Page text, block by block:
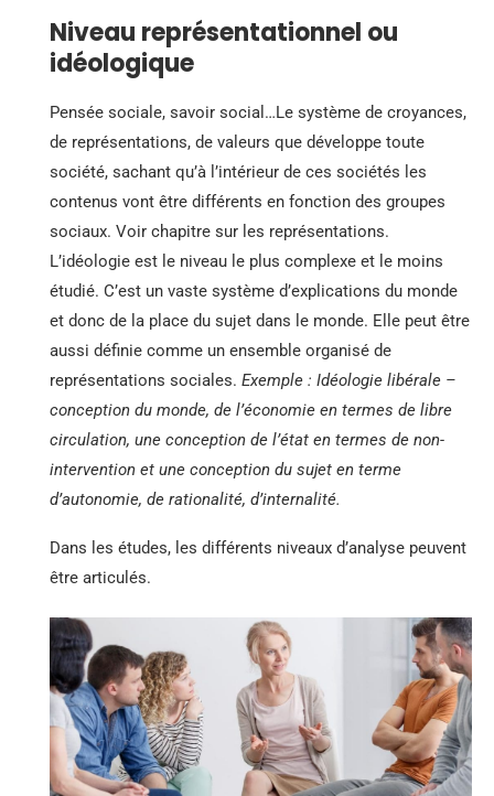
Niveau représentationnel ou
idéologique
Pensée sociale, savoir social…Le système de croyances,
de représentations, de valeurs que développe toute
société, sachant qu’à l’intérieur de ces sociétés les
contenus vont être différents en fonction des groupes
sociaux. Voir chapitre sur les représentations.
L’idéologie est le niveau le plus complexe et le moins
étudié. C’est un vaste système d’explications du monde
et donc de la place du sujet dans le monde. Elle peut être
aussi définie comme un ensemble organisé de
représentations sociales. Exemple : Idéologie libérale –
conception du monde, de l’économie en termes de libre
circulation, une conception de l’état en termes de non-
intervention et une conception du sujet en terme
d’autonomie, de rationalité, d’internalité.
Dans les études, les différents niveaux d’analyse peuvent
être articulés.